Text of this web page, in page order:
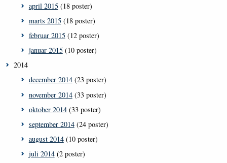
april 2015(18 poster)
marts 2015(18 poster)
februar 2015(12 poster)
januar 2015(10 poster)
2014
december 2014(23 poster)
november 2014(33 poster)
oktober 2014(33 poster)
september 2014(24 poster)
august 2014(10 poster)
juli 2014(2 poster)